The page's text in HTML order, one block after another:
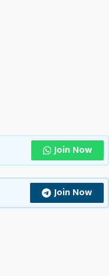
Join Now
Join Now